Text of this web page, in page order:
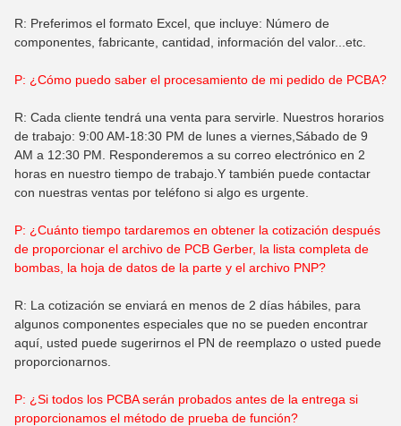
R: Preferimos el formato Excel, que incluye: Número de
componentes, fabricante, cantidad, información del valor...etc.
P: ¿Cómo puedo saber el procesamiento de mi pedido de PCBA?
R: Cada cliente tendrá una venta para servirle. Nuestros horarios
de trabajo: 9:00 AM-18:30 PM de lunes a viernes,Sábado de 9
AM a 12:30 PM. Responderemos a su correo electrónico en 2
horas en nuestro tiempo de trabajo.Y también puede contactar
con nuestras ventas por teléfono si algo es urgente.
P: ¿Cuánto tiempo tardaremos en obtener la cotización después
de proporcionar el archivo de PCB Gerber, la lista completa de
bombas, la hoja de datos de la parte y el archivo PNP?
R: La cotización se enviará en menos de 2 días hábiles, para
algunos componentes especiales que no se pueden encontrar
aquí, usted puede sugerirnos el PN de reemplazo o usted puede
proporcionarnos.
P: ¿Si todos los PCBA serán probados antes de la entrega si
proporcionamos el método de prueba de función?